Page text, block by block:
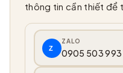
thông tin cần thiết để
Z
ZALO
0905 503 993